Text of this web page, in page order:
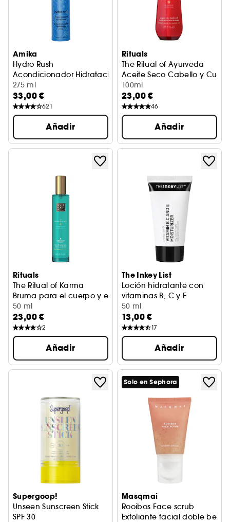
Amika
Hydro Rush
Acondicionador Hidratación Intensa con Ácido
275 ml
33,00 €
621
Añadir
Rituals
The Ritual of Ayurveda
Aceite Seco Cabello y
100ml
23,00 €
46
Añadir
Rituals
The Ritual of Karma
Bruma para el cuerpo y el pelo
50 ml
23,00 €
2
Añadir
The Inkey List
Loción hidratante con
vitaminas B, C y E
50 ml
13,00 €
17
Añadir
Supergoop!
Unseen Sunscreen Stick
SPF 30
Solo en Sephora
Masqmai
Rooibos Face scrub
Exfoliante facial doble